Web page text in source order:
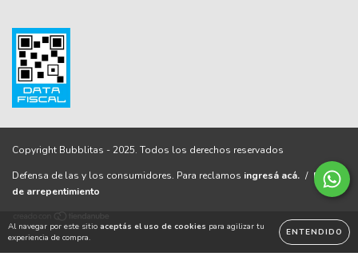
Al navegar por este sitio aceptás el uso de cookies para agilizar tu
experiencia de compra.
ENTENDIDO
Defensa de las y los consumidores. Para reclamos ingresá acá. / Botón
de arrepentimiento